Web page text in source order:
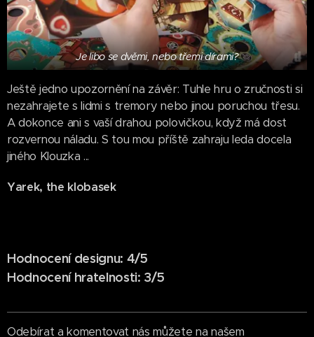
Je libo se dvěmi, nebo třemi dírami?
Ještě jedno upozornění na závěr: Tuhle hru o zručnosti si
nezahrajete s lidmi s tremory nebo jinou poruchou třesu.
A dokonce ani s vaší drahou polovičkou, když má dost
rozvernou náladu. S tou mou příště zahraju leda docela
jiného Klouzka ...
Yarek, the klobasek
Hodnocení designu: 4/5
Hodnocení hratelnosti: 3/5
Odebírat a komentovat nás můžete na našem